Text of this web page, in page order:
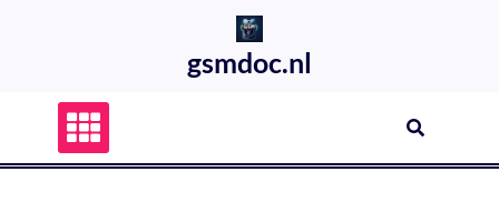
gsmdoc.nl